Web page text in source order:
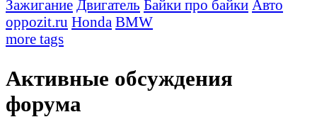
Зажигание Двигатель Байки про байки Авто
oppozit.ru Honda BMW
more tags
Активные обсуждения
форума